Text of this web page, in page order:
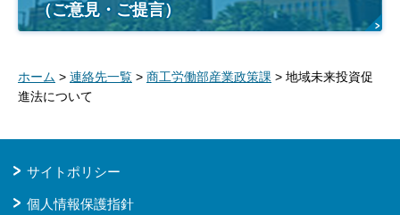
（ご意見・ご提言）
ホーム > 連絡先一覧 > 商工労働部産業政策課 > 地域未来投資促
進法について
サイトポリシー
個人情報保護指針